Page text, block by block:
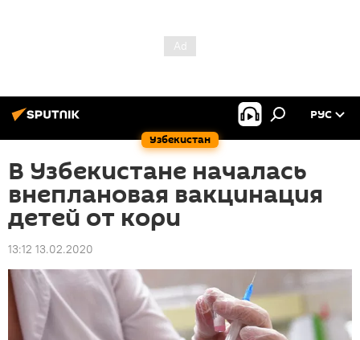
Узбекистан
РУС
В Узбекистане началась
внеплановая вакцинация
детей от кори
13:12 13.02.2020